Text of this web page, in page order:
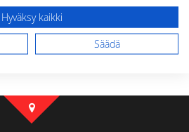
Lähetä arvostelu
Hyväksy kaikki
Säädä